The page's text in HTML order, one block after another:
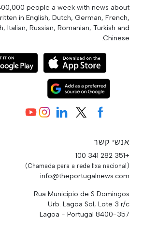
people a week with news about
in English, Dutch, German, French,
Italian, Russian, Romanian, Turkish and
Chinese.
אנשי קשר
+351 282 341 100
(Chamada para a rede fixa nacional)
info@theportugalnews.com
Rua Municipio de S Domingos
Urb. Lagoa Sol, Lote 3 r/c
8400-357 Lagoa - Portugal